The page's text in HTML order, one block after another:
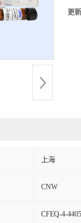
更
上海
CNW
CFEQ-4-